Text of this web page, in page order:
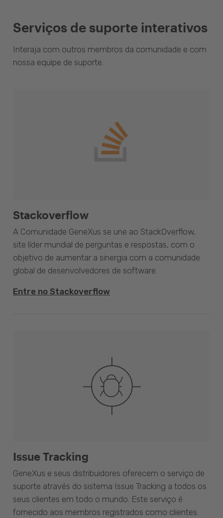
Serviços de suporte interativos
Interaja com outros membros da comunidade e com
nossa equipe de suporte.
Stackoverflow
A Comunidade GeneXus se une ao StackOverflow,
site líder mundial de perguntas e respostas, com o
objetivo de aumentar a sinergia com a comunidade
global de desenvolvedores de software.
Entre no Stackoverflow
Issue Tracking
GeneXus e seus distribuidores oferecem o serviço de
suporte através do sistema Issue Tracking a todos os
seus clientes em todo o mundo. Este serviço é
fornecido aos membros registrados como clientes.